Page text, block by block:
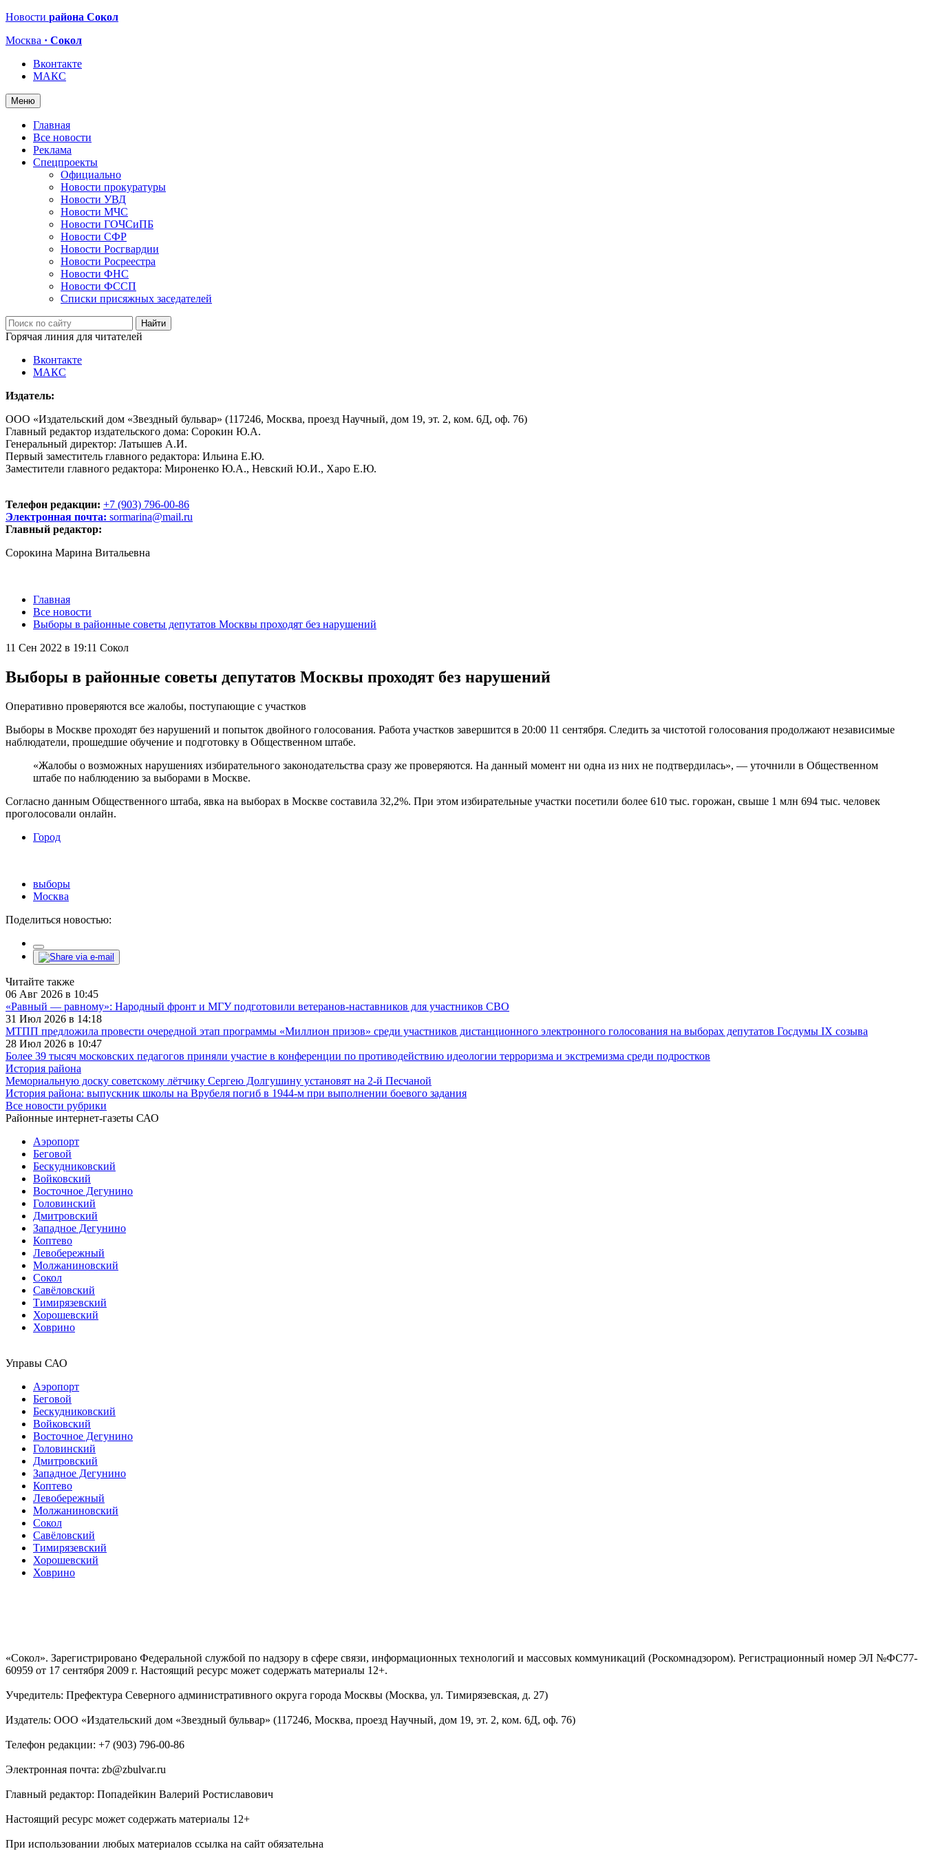
Новости района Сокол
Москва · Сокол
Вконтакте
МАКС
Меню
Главная
Все новости
Реклама
Спецпроекты
Официально
Новости прокуратуры
Новости УВД
Новости МЧС
Новости ГОЧСиПБ
Новости СФР
Новости Росгвардии
Новости Росреестра
Новости ФНС
Новости ФССП
Списки присяжных заседателей
Горячая линия для читателей
Вконтакте
МАКС
Издатель:
ООО «Издательский дом «Звездный бульвар» (117246, Москва, проезд Научный, дом 19, эт. 2, ком. 6Д, оф. 76)
Главный редактор издательского дома: Сорокин Ю.А.
Генеральный директор: Латышев А.И.
Первый заместитель главного редактора: Ильина Е.Ю.
Заместители главного редактора: Мироненко Ю.А., Невский Ю.И., Харо Е.Ю.
Телефон редакции: +7 (903) 796-00-86
Электронная почта: sormarina@mail.ru
Главный редактор:
Сорокина Марина Витальевна
Главная
Все новости
Выборы в районные советы депутатов Москвы проходят без нарушений
11 Сен 2022 в 19:11 Сокол
Выборы в районные советы депутатов Москвы проходят без нарушений
Оперативно проверяются все жалобы, поступающие с участков
Выборы в Москве проходят без нарушений и попыток двойного голосования. Работа участков завершится в 20:00 11 сентября. Следить за чистотой голосования продолжают независимые
наблюдатели, прошедшие обучение и подготовку в Общественном штабе.
«Жалобы о возможных нарушениях избирательного законодательства сразу же проверяются. На данный момент ни одна из них не подтвердилась», — уточнили в Общественном
штабе по наблюдению за выборами в Москве.
Согласно данным Общественного штаба, явка на выборах в Москве составила 32,2%. При этом избирательные участки посетили более 610 тыс. горожан, свыше 1 млн 694 тыс. человек
проголосовали онлайн.
Город
выборы
Москва
Поделиться новостью:
Читайте также
06 Авг 2026 в 10:45
«Равный — равному»: Народный фронт и МГУ подготовили ветеранов-наставников для участников СВО
31 Июл 2026 в 14:18
МТПП предложила провести очередной этап программы «Миллион призов» среди участников дистанционного электронного голосования на выборах депутатов Госдумы IX созыва
28 Июл 2026 в 10:47
Более 39 тысяч московских педагогов приняли участие в конференции по противодействию идеологии терроризма и экстремизма среди подростков
История района
Мемориальную доску советскому лётчику Сергею Долгушину установят на 2-й Песчаной
История района: выпускник школы на Врубеля погиб в 1944-м при выполнении боевого задания
Все новости рубрики
Районные интернет-газеты САО
Аэропорт
Беговой
Бескудниковский
Войковский
Восточное Дегунино
Головинский
Дмитровский
Западное Дегунино
Коптево
Левобережный
Молжаниновский
Сокол
Савёловский
Тимирязевский
Хорошевский
Ховрино
Управы САО
Аэропорт
Беговой
Бескудниковский
Войковский
Восточное Дегунино
Головинский
Дмитровский
Западное Дегунино
Коптево
Левобережный
Молжаниновский
Сокол
Савёловский
Тимирязевский
Хорошевский
Ховрино
«Сокол». Зарегистрировано Федеральной службой по надзору в сфере связи, информационных технологий и массовых коммуникаций (Роскомнадзором). Регистрационный номер ЭЛ №ФС77-
60959 от 17 сентября 2009 г. Настоящий ресурс может содержать материалы 12+.
Учредитель: Префектура Северного административного округа города Москвы (Москва, ул. Тимирязевская, д. 27)
Издатель: ООО «Издательский дом «Звездный бульвар» (117246, Москва, проезд Научный, дом 19, эт. 2, ком. 6Д, оф. 76)
Телефон редакции: +7 (903) 796-00-86
Электронная почта: zb@zbulvar.ru
Главный редактор: Попадейкин Валерий Ростиславович
Настоящий ресурс может содержать материалы 12+
При использовании любых материалов ссылка на сайт обязательна